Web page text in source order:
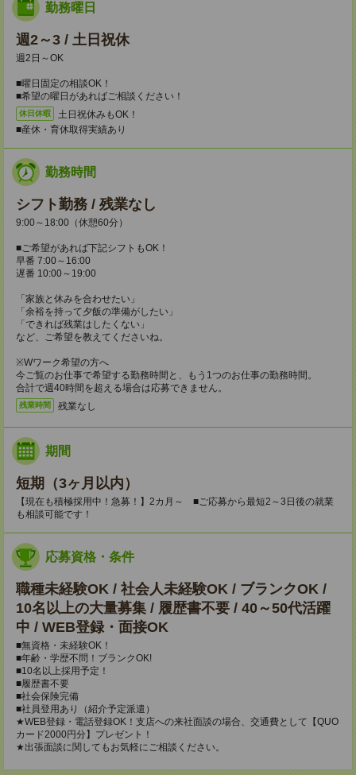
勤務曜日
週2～3 / 土日祝休
週2日～OK
■曜日固定の相談OK！
■希望の曜日があればご相談ください！
休日休暇
土日祝休みもOK！
■産休・育休取得実績あり
勤務時間
シフト勤務 / 残業なし
9:00～18:00（休憩60分）
■ご希望があれば下記シフトもOK！
早番 7:00～16:00
遅番 10:00～19:00
「家族と休みを合わせたい」
「余裕を持って夕飯の準備がしたい」
「できれば残業はしたくない」
など、ご希望を教えてくださいね。
※Wワーク希望の方へ
今ご覧のお仕事で希望する勤務時間と、もう1つのお仕事の勤務時間。
合計で週40時間を超える場合は応募できません。
残業時間 残業なし
期間
短期（3ヶ月以内）
【現在も積極採用中！急募！】2カ月～ ■ご応募から最短2～3日後の就業
も相談可能です！
応募資格・条件
職種未経験OK / 社会人未経験OK / ブランクOK /
10名以上の大量募集 / 履歴書不要 / 40～50代活躍
中 / WEB登録・面接OK
■無資格・未経験OK！
■年齢・学歴不問！ブランクOK!
■10名以上採用予定！
■履歴書不要
■社会保険完備
■社員登用あり（紹介予定派遣）
★WEB登録・電話登録OK！支店への来社面談の場合、交通費として【QUO
カード2000円分】プレゼント！
★出張面談に関してもお気軽にご相談ください。